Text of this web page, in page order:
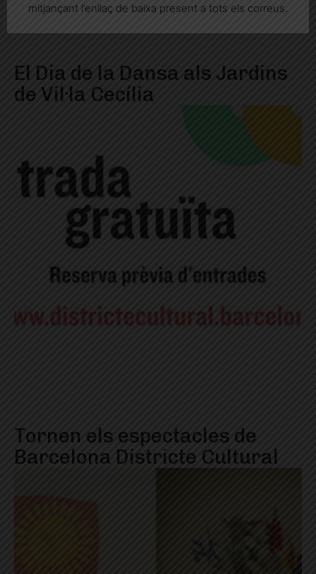
El Dia de la Dansa als Jardins
de Vil·la Cecília
Tornen els espectacles de
Barcelona Districte Cultural
mitjançant l’enllaç de baixa present a tots els correus.